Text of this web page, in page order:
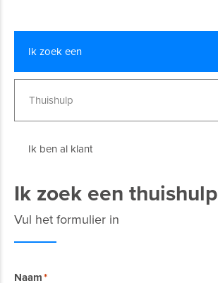
Ik zoek een
Thuishulp
Ik ben al klant
Ik zoek een thuishulp
Vul het formulier in
Naam